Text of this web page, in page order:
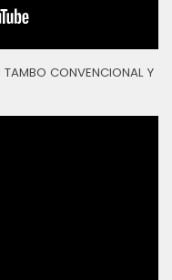
TAMBO CONVENCIONAL Y